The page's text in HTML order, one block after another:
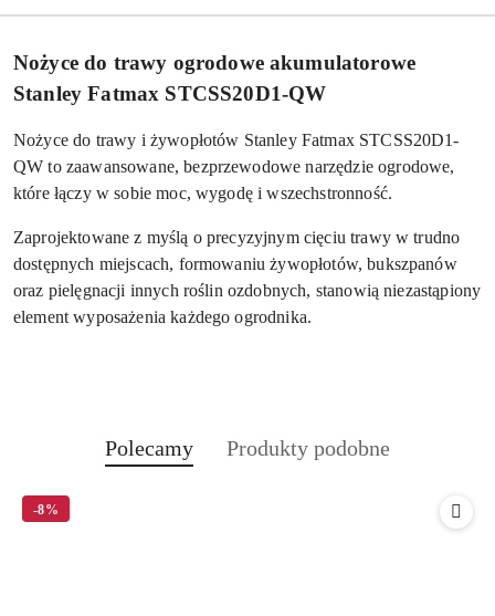
Nożyce do trawy ogrodowe akumulatorowe
Stanley Fatmax STCSS20D1-QW
Nożyce do trawy i żywopłotów Stanley Fatmax STCSS20D1-
QW to zaawansowane, bezprzewodowe narzędzie ogrodowe,
które łączy w sobie moc, wygodę i wszechstronność.
Zaprojektowane z myślą o precyzyjnym cięciu trawy w trudno
dostępnych miejscach, formowaniu żywopłotów, bukszpanów
oraz pielęgnacji innych roślin ozdobnych, stanowią niezastąpiony
element wyposażenia każdego ogrodnika.
Pomiń karuzelę produktów
Produkty
Polecamy
Produkty
Produkty podobne
-8%